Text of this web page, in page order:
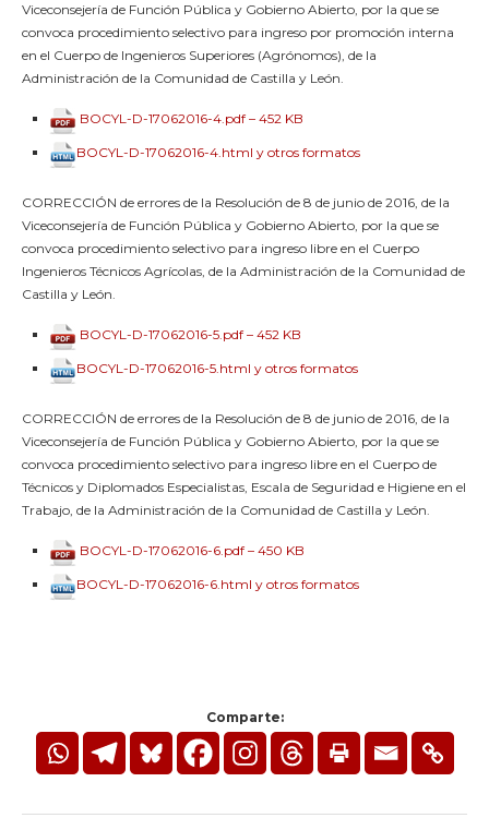
Viceconsejería de Función Pública y Gobierno Abierto, por la que se
convoca procedimiento selectivo para ingreso por promoción interna
en el Cuerpo de Ingenieros Superiores (Agrónomos), de la
Administración de la Comunidad de Castilla y León.
BOCYL-D-17062016-4.pdf – 452 KB
BOCYL-D-17062016-4.html y otros formatos
CORRECCIÓN de errores de la Resolución de 8 de junio de 2016, de la
Viceconsejería de Función Pública y Gobierno Abierto, por la que se
convoca procedimiento selectivo para ingreso libre en el Cuerpo
Ingenieros Técnicos Agrícolas, de la Administración de la Comunidad de
Castilla y León.
BOCYL-D-17062016-5.pdf – 452 KB
BOCYL-D-17062016-5.html y otros formatos
CORRECCIÓN de errores de la Resolución de 8 de junio de 2016, de la
Viceconsejería de Función Pública y Gobierno Abierto, por la que se
convoca procedimiento selectivo para ingreso libre en el Cuerpo de
Técnicos y Diplomados Especialistas, Escala de Seguridad e Higiene en el
Trabajo, de la Administración de la Comunidad de Castilla y León.
BOCYL-D-17062016-6.pdf – 450 KB
BOCYL-D-17062016-6.html y otros formatos
Comparte: